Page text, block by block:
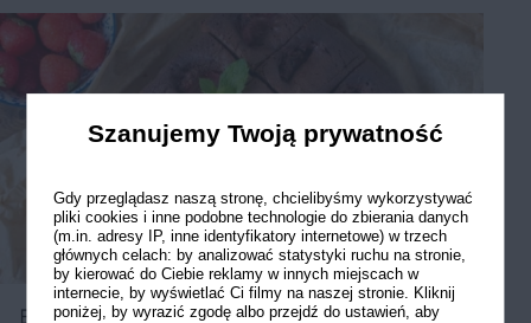
Brownie z truskawkami
Szanujemy Twoją prywatność
Gdy przeglądasz naszą stronę, chcielibyśmy wykorzystywać
pliki cookies i inne podobne technologie do zbierania danych
(m.in. adresy IP, inne identyfikatory internetowe) w trzech
głównych celach: by analizować statystyki ruchu na stronie,
by kierować do Ciebie reklamy w innych miejscach w
internecie, by wyświetlać Ci filmy na naszej stronie. Kliknij
poniżej, by wyrazić zgodę albo przejdź do ustawień, aby